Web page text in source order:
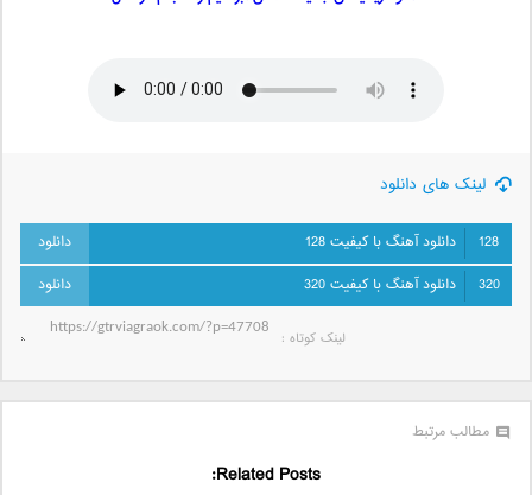
لینک های دانلود
128
دانلود آهنگ با کیفیت 128
320
دانلود آهنگ با کیفیت 320
لینک کوتاه‌ :
مطالب مرتبط
Related Posts: